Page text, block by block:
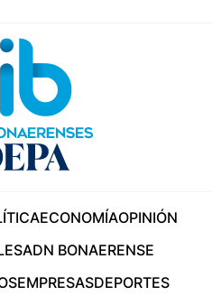
ECONOMÍAOPINIÓN
ADN BONAERENSE
EMPRESASDEPORTES